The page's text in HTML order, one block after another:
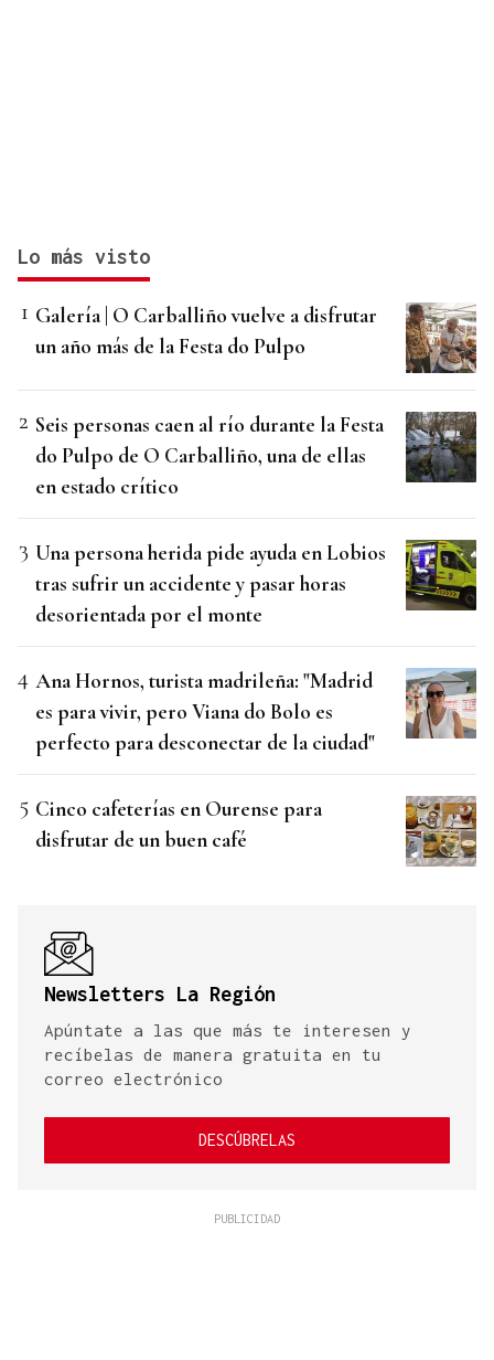
Lo más visto
Galería | O Carballiño vuelve a disfrutar
un año más de la Festa do Pulpo
Seis personas caen al río durante la Festa
do Pulpo de O Carballiño, una de ellas
en estado crítico
Una persona herida pide ayuda en Lobios
tras sufrir un accidente y pasar horas
desorientada por el monte
Ana Hornos, turista madrileña: "Madrid
es para vivir, pero Viana do Bolo es
perfecto para desconectar de la ciudad"
Cinco cafeterías en Ourense para
disfrutar de un buen café
Newsletters La Región
Apúntate a las que más te interesen y
recíbelas de manera gratuita en tu
correo electrónico
DESCÚBRELAS